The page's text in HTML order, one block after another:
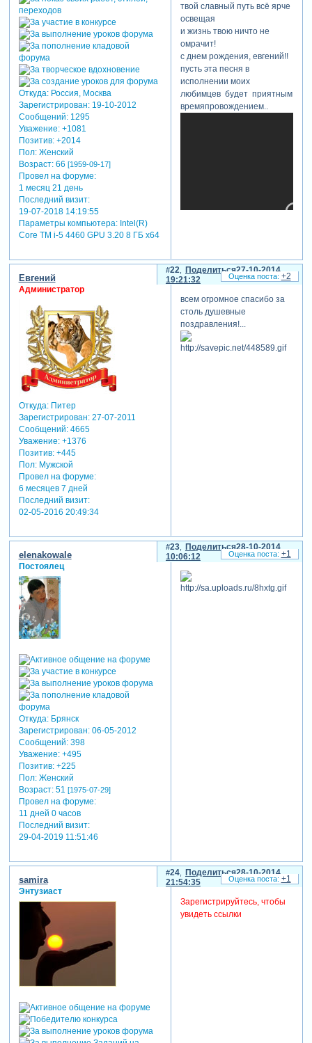
Откуда:Россия, Москва
Зарегистрирован: 19-10-2012
Сообщений:1295
Уважение: +1081
Позитив: +2014
Пол:Женский
Возраст:66 [1959-09-17]
Провел на форуме:
1 месяц 21 день
Последний визит:
19-07-2018 14:19:55
Параметры компьютера:Intel(R)
Core TM i-5 4460 GPU 3.20 8 ГБ х64
твой славный путь всё ярче
освещая
и жизнь твою ничто не
омрачит!
с днем рождения, евгений!!
пусть эта песня в
исполнении моих
любимцев будет приятным
времяпровождением..
отредактировано nataliya k*
(26-10-2014 15:21:33)
Поделиться
22
27-10-2014
19:21:32
Евгений
Администратор
Откуда:Питер
Зарегистрирован: 27-07-2011
Сообщений:4665
Уважение: +1376
Позитив: +445
Пол:Мужской
Провел на форуме:
6 месяцев 7 дней
Последний визит:
02-05-2016 20:49:34
всем огромное спасибо за
столь душевные
поздравления!...
+2
Поделиться
23
28-10-2014
10:06:12
elenakowale
Постоялец
Откуда:Брянск
Зарегистрирован: 06-05-2012
Сообщений:398
Уважение: +495
Позитив: +225
Пол:Женский
Возраст:51 [1975-07-29]
Провел на форуме:
11 дней 0 часов
Последний визит:
29-04-2019 11:51:46
+1
Поделиться
24
28-10-2014
21:54:35
samira
Энтузиаст
Зарегистрируйтесь, чтобы
увидеть ссылки
+1